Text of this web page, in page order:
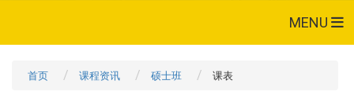
MENU
首页 课程资讯 硕士班 课表